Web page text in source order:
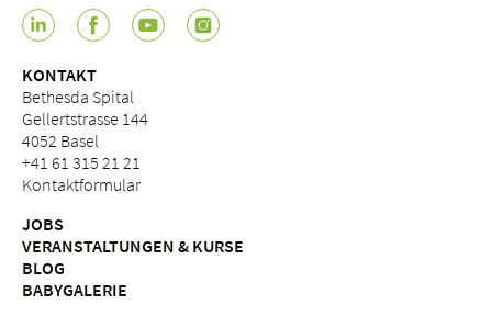
KONTAKT
Bethesda Spital
Gellertstrasse 144
4052 Basel
+41 61 315 21 21
Kontaktformular
JOBS
VERANSTALTUNGEN & KURSE
BLOG
BABYGALERIE